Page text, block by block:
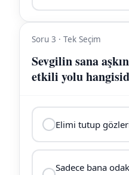
Soru 3 · Tek Seçim
Sevgilin sana
etkili yolu
Elimi tutup
Sadece bana